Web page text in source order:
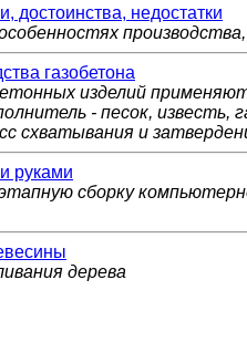
достоинства, недостатки
газобетона
изделий
- песок, известь,
схватывания и
руками
сборку
дерева